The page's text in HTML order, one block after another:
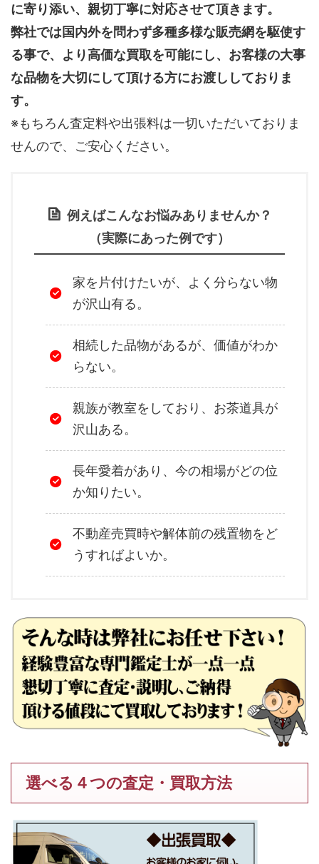
に寄り添い、親切丁寧に対応させて頂きます。
弊社では国内外を問わず多種多様な販売網を駆使す
る事で、より高価な買取を可能にし、お客様の大事
な品物を大切にして頂ける方にお渡ししておりま
す。
※もちろん査定料や出張料は一切いただいておりま
せんので、ご安心ください。
例えばこんなお悩みありませんか？
（実際にあった例です）
家を片付けたいが、よく分らない物
が沢山有る。
相続した品物があるが、価値がわか
らない。
親族が教室をしており、お茶道具が
沢山ある。
長年愛着があり、今の相場がどの位
か知りたい。
不動産売買時や解体前の残置物をど
うすればよいか。
選べる４つの査定・買取方法